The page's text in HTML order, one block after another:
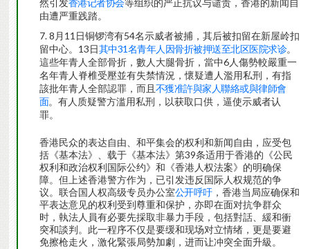
然引发香港记者协会等组织的严正抗议与谴责，香港的新闻自
由遭严重践踏。
8月11日铜锣湾有54名示威者被捕，其后被扣留在新屋岭扣
留中心。13日其中31名青年人因骨折被押送至北区医院求诊。
這些年青人全部骨折，數人大腿骨折，當中6人傷勢較嚴重一
名年青人脊椎受壓並有失禁情況，懷疑遭人濫用私刑，有指
該批年青人全部認罪，而且不獲准許與家人聯絡或與律師會
面。有人质疑警方滥用私刑，以获取口供，逼使示威者认
罪。
香港民众的表达自由、和平集会的权利和新闻自由，应受包
括《基本法》、载于《基本法》第39条适用于香港的《公民
权利和政治权利国际公约》和《香港人权法案》的明确保
障。但上述香港警方作为，已引发违反国际人权规范的争
议。联合国人权高级专员办公室公开呼吁，香港当局应确保和
平表达意见的权利受到尊重和保护，亦即在面对抗争群众
时，執法人員有必要先採取非暴力手段，包括對話、緩和衝
突和談判。此一程序不仅是要缓和现场对立情绪，更是要避
免擦枪走火，激化緊張局勢加劇，进而让冲突全面升級。